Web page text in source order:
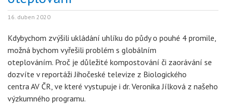
16. duben 2020
Kdybychom zvýšili ukládání uhlíku do půdy o pouhé 4 promile,
možná bychom vyřešili problém s globálním
oteplováním. Proč je důležité kompostování či zaorávání se
dozvíte v reportáži Jihočeské televize z Biologického
centra AV ČR, ve které vystupuje i dr. Veronika Jílková z našeho
výzkumného programu.